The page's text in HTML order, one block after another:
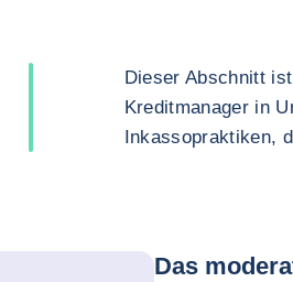
Dieser Abschnitt
Kreditmanager in
Inkassopraktiken,
Das